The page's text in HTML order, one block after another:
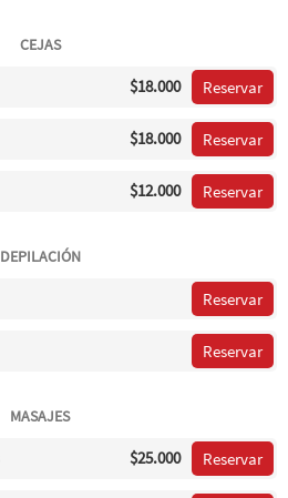
CEJAS
$18.000 Reservar
$18.000 Reservar
$12.000 Reservar
DEPILACIÓN
Reservar
Reservar
MASAJES
$25.000 Reservar